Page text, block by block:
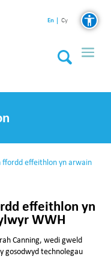
En Cy
ffordd effeithlon yn arwain
effeithlon yn
WWH
Canning, wedi gweld
gosodwyd technolegau